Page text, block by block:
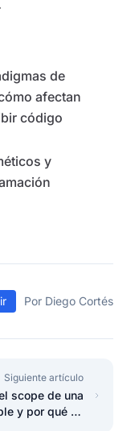
de
afectan
código
y
Por Diego Cortés
Siguiente artículo
scope de una
y por qué es